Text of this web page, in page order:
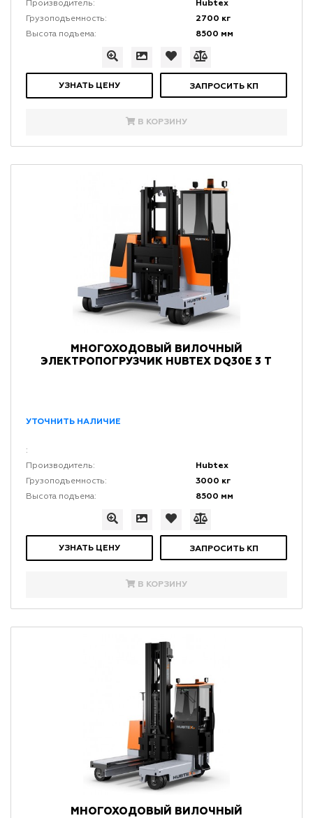
Производитель: Hubtex
Грузоподъемность: 2700 кг
Высота подъема: 8500 мм
УЗНАТЬ ЦЕНУ ЗАПРОСИТЬ КП
В КОРЗИНУ
МНОГОХОДОВЫЙ ВИЛОЧНЫЙ
ЭЛЕКТРОПОГРУЗЧИК HUBTEX DQ30E 3 Т
УТОЧНИТЬ НАЛИЧИЕ
:
Производитель:
Hubtex
Грузоподъемность: 3000 кг
Высота подъема: 8500 мм
УЗНАТЬ ЦЕНУ ЗАПРОСИТЬ КП
В КОРЗИНУ
МНОГОХОДОВЫЙ ВИЛОЧНЫЙ